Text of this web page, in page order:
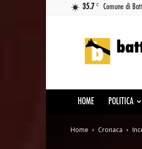
35.7 C Comune di
News
HOME POLITICA
Home Cronaca